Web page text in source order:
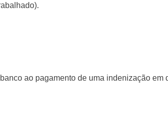
ao pagamento de uma indenização em